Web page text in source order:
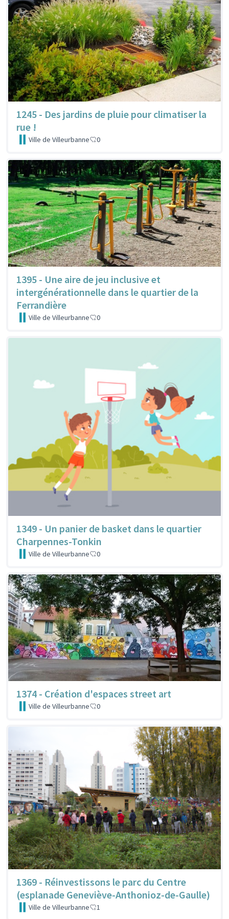
1245 - Des jardins de pluie pour climatiser la
rue !
Ville de Villeurbanne 0
1395 - Une aire de jeu inclusive et
intergénérationnelle dans le quartier de la
Ferrandière
Ville de Villeurbanne 0
1349 - Un panier de basket dans le quartier
Charpennes-Tonkin
Ville de Villeurbanne 0
1374 - Création d'espaces street art
Ville de Villeurbanne 0
1369 - Réinvestissons le parc du Centre
(esplanade Geneviève-Anthonioz-de-Gaulle)
Ville de Villeurbanne 1